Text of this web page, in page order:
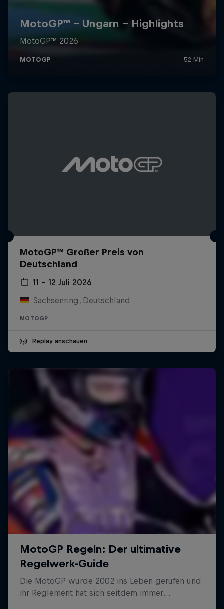
MotoGP™ Großer Preis von
Deutschland
11 – 12 Juli 2026
Sachsenring, Deutschland
MOTOGP
Replay anschauen